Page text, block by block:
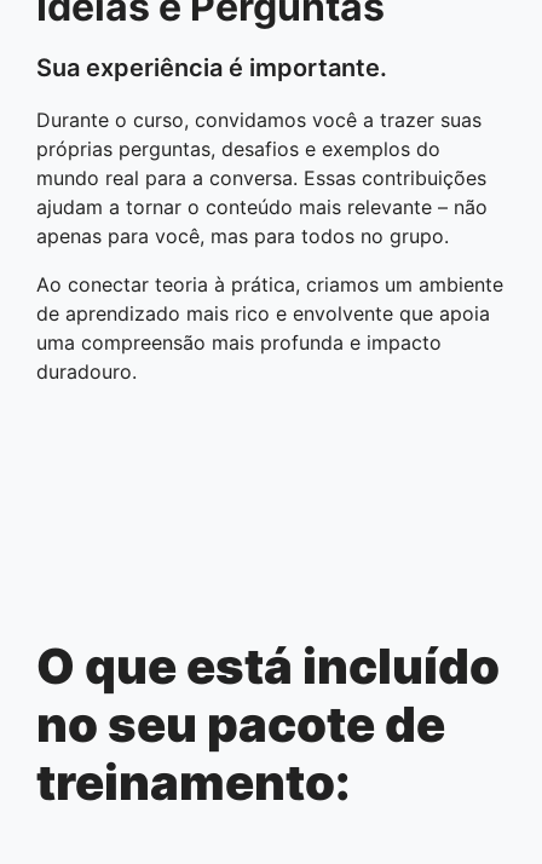
Sua experiência é importante.
Durante o curso, convidamos você a trazer suas
próprias perguntas, desafios e exemplos do
mundo real para a conversa. Essas contribuições
ajudam a tornar o conteúdo mais relevante – não
apenas para você, mas para todos no grupo.
Ao conectar teoria à prática, criamos um ambiente
de aprendizado mais rico e envolvente que apoia
uma compreensão mais profunda e impacto
duradouro.
O que está incluído
no seu pacote de
treinamento: